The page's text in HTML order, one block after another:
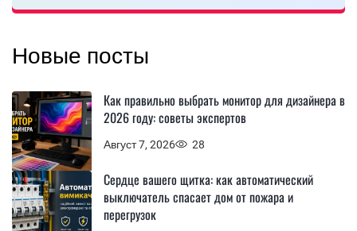
Новые посты
Август 7, 2026 28
Как правильно выбрать монитор для дизайнера в
2026 году: советы экспертов
Сердце вашего щитка: как автоматический
выключатель спасает дом от пожара и
перегрузок